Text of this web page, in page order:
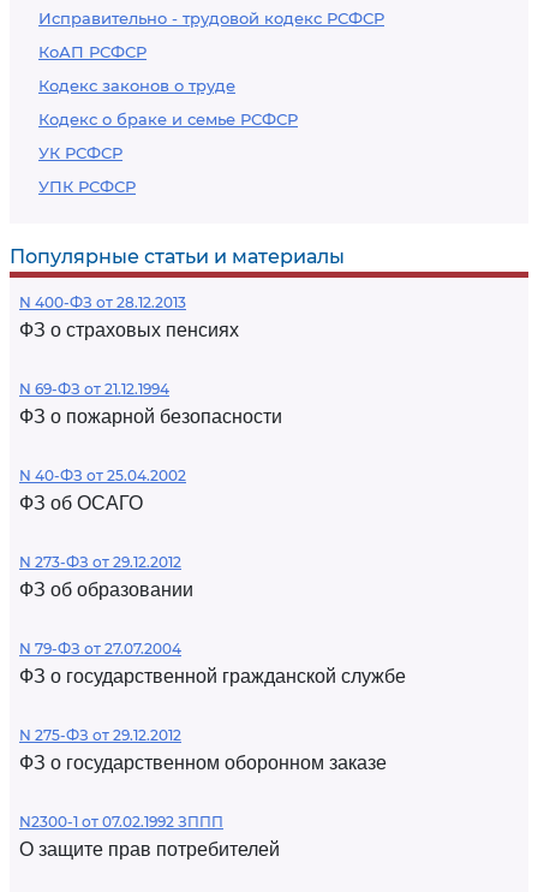
Исправительно - трудовой кодекс РСФСР
КоАП РСФСР
Кодекс законов о труде
Кодекс о браке и семье РСФСР
УК РСФСР
УПК РСФСР
Популярные статьи и материалы
N 400-ФЗ от 28.12.2013
ФЗ о страховых пенсиях
N 69-ФЗ от 21.12.1994
ФЗ о пожарной безопасности
N 40-ФЗ от 25.04.2002
ФЗ об ОСАГО
N 273-ФЗ от 29.12.2012
ФЗ об образовании
N 79-ФЗ от 27.07.2004
ФЗ о государственной гражданской службе
N 275-ФЗ от 29.12.2012
ФЗ о государственном оборонном заказе
N2300-1 от 07.02.1992 ЗППП
О защите прав потребителей